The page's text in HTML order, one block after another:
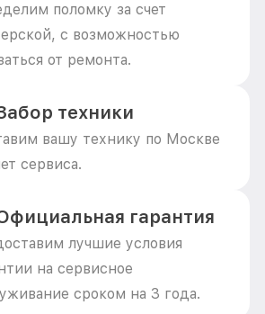
поломку за счет
с возможностью
от ремонта.
техники
вашу технику по Москве
сервиса.
гарантия
лучшие условия
на сервисное
сроком на 3 года.